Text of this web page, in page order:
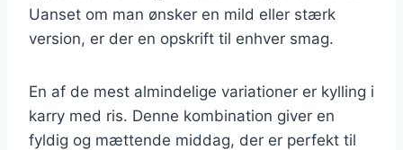
Uanset om man ønsker en mild eller stærk
version, er der en opskrift til enhver smag.
En af de mest almindelige variationer er kylling i
karry med ris. Denne kombination giver en
fyldig og mættende middag, der er perfekt til